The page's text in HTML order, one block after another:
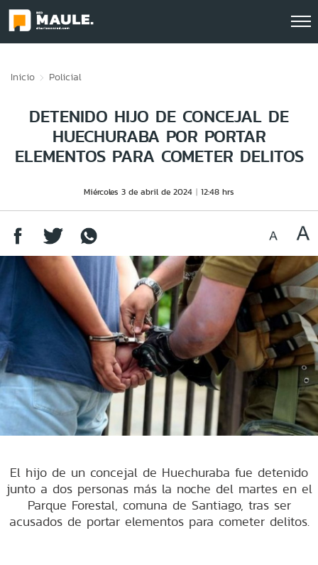
Inicio Policial
DETENIDO HIJO DE CONCEJAL DE
HUECHURABA POR PORTAR
ELEMENTOS PARA COMETER DELITOS
Miércoles 3 de abril de 2024 12:48 hrs
El hijo de un concejal de Huechuraba fue detenido
junto a dos personas más la noche del martes en el
Parque Forestal, comuna de Santiago, tras ser
acusados de portar elementos para cometer delitos.